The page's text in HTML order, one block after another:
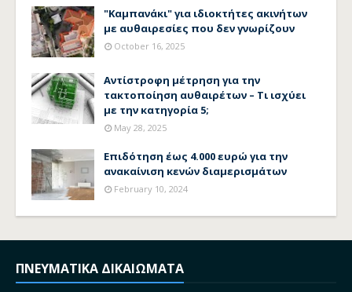
"Καμπανάκι" για ιδιοκτήτες ακινήτων
με αυθαιρεσίες που δεν γνωρίζουν
October 16, 2025
Αντίστροφη μέτρηση για την
τακτοποίηση αυθαιρέτων – Τι ισχύει
με την κατηγορία 5;
May 28, 2025
Επιδότηση έως 4.000 ευρώ για την
ανακαίνιση κενών διαμερισμάτων
February 10, 2024
ΠΝΕΥΜΑΤΙΚΑ ΔΙΚΑΙΩΜΑΤΑ